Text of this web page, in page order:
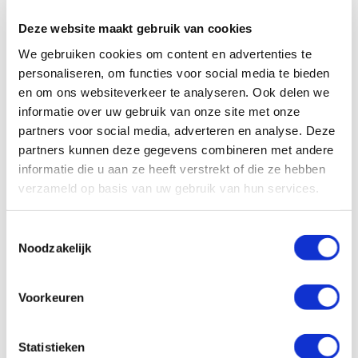
Deze website maakt gebruik van cookies
We gebruiken cookies om content en advertenties te
personaliseren, om functies voor social media te bieden
en om ons websiteverkeer te analyseren. Ook delen we
informatie over uw gebruik van onze site met onze
partners voor social media, adverteren en analyse. Deze
partners kunnen deze gegevens combineren met andere
informatie die u aan ze heeft verstrekt of die ze hebben
verzameld op basis van uw gebruik van hun services.
Noodzakelijk
Voorkeuren
Statistieken
en haar blogs
(crohnjuweel) geeft ze een
kijkje in het leven met een chronische ziekte. Ook
bespreekt ze taboe-onderwerpen en probeert ze meer
aandacht voor de ziekte te vragen.
Wil jij je verhaal kwijt?
met Crohn of colitis? Dat kan in onze besloten
Facebookgroep voor ouders van kinderen met
Crohn of colitis. En er is een besloten
shortbowel/darmfalen. Nog geen lid? Meld je